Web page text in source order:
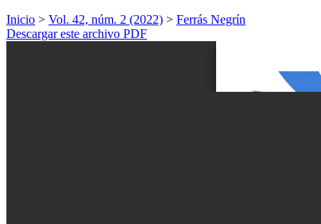
Inicio > Vol. 42, núm. 2 (2022) > Ferrás Negrín
Descargar este archivo PDF